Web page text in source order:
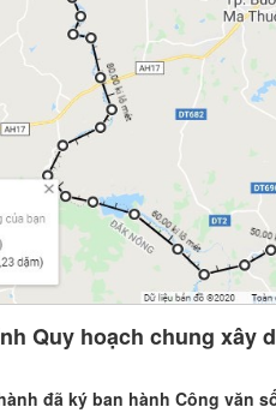
Quy hoạch chung xây
đã ký ban hành Công văn